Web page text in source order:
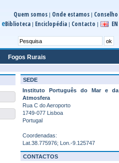
Quem somos| Onde estamos| Conselho
eBiblioteca| Enciclopédia| Contacto | EN
Fogos Rurais
SEDE
Instituto Português do Mar e da
Atmosfera
Rua C do Aeroporto
1749-077 Lisboa
Portugal
Coordenadas:
Lat.38.775976; Lon.-9.125747
CONTACTOS